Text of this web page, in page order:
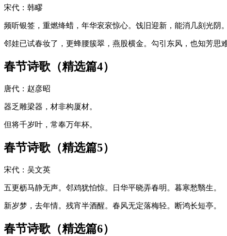
宋代：韩疁
频听银签，重燃绛蜡，年华衮衮惊心。饯旧迎新，能消几刻光阴
邻娃已试春妆了，更蜂腰簇翠，燕股横金。勾引东风，也知芳思
春节诗歌（精选篇4）
唐代：赵彦昭
器乏雕梁器，材非构厦材。
但将千岁叶，常奉万年杯。
春节诗歌（精选篇5）
宋代：吴文英
五更枥马静无声。邻鸡犹怕惊。日华平晓弄春明。暮寒愁翳生。
新岁梦，去年情。残宵半酒醒。春风无定落梅轻。断鸿长短亭。
春节诗歌（精选篇6）